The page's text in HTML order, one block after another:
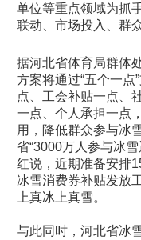
单位等重点领域为抓
联动、市场投入、群
据河北省体育局群体
方案将通过“五个一点
点、工会补贴一点、
一点、个人承担一点
用，降低群众参与冰
省“3000万人参与冰
红说，近期准备安排
冰雪消费券补贴发放
上真冰上真雪。
与此同时，河北省冰